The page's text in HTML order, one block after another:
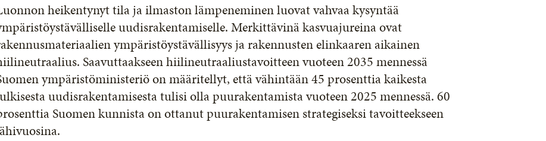
heikentynyt tila ja ilmaston lämpeneminen luovat vahvaa kysyntää
uudisrakentamiselle. Merkittävinä kasvuajureina ovat
ympäristöystävällisyys ja rakennusten elinkaaren aikainen
Saavuttaakseen hiilineutraaliustavoitteen vuoteen 2035 mennessä
ympäristöministeriö on määritellyt, että vähintään 45 prosenttia kaikesta
uudisrakentamisesta tulisi olla puurakentamista vuoteen 2025 mennessä. 60
Suomen kunnista on ottanut puurakentamisen strategiseksi tavoitteekseen